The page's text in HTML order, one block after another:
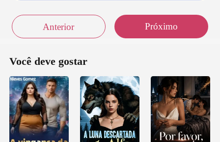
Anterior Próximo
Você deve gostar